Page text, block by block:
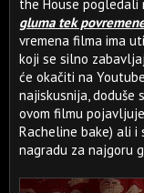
the House pogledali
gluma tek
vremena filma ima
koji se silno
će okačiti na
najiskusnija, doduše
ovom filmu
Racheline bake) ali i
nagradu za najgoru